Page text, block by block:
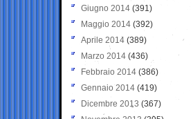
Giugno 2014 (391)
Maggio 2014 (392)
Aprile 2014 (389)
Marzo 2014 (436)
Febbraio 2014 (386)
Gennaio 2014 (419)
Dicembre 2013 (367)